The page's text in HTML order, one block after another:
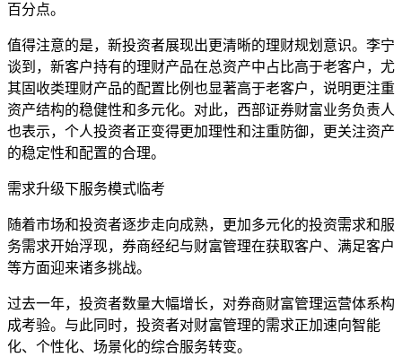
百分点。
值得注意的是，新投资者展现出更清晰的理财规划意识。李宁
谈到，新客户持有的理财产品在总资产中占比高于老客户，尤
其固收类理财产品的配置比例也显著高于老客户，说明更注重
资产结构的稳健性和多元化。对此， 西部证券财富业务负责人
也表示，个人投资者正变得更加理性和注重防御，更关注资产
的稳定性和配置的合理。
需求升级下服务模式临考
随着市场和投资者逐步走向成熟，更加多元化的投资需求和服
务需求开始浮现，券商经纪与财富管理在获取客户、满足客户
等方面迎来诸多挑战。
过去一年，投资者数量大幅增长，对券商财富管理运营体系构
成考验。与此同时，投资者对财富管理的需求正加速向智能
化、个性化、场景化的综合服务转变。